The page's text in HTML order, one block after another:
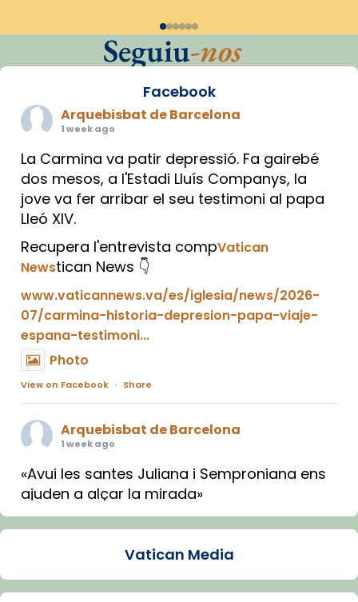
Seguiu-nos
Facebook
Arquebisbat de Barcelona
1 week ago
La Carmina va patir depressió. Fa gairebé
dos mesos, a l'Estadi Lluís Companys, la
jove va fer arribar el seu testimoni al papa
Lleó XIV.
Recupera l'entrevista compVatican
Newstican News 👇
www.vaticannews.va/es/iglesia/news/2026-
07/carmina-historia-depresion-papa-viaje-
espana-testimoni...
Photo
View on Facebook · Share
Arquebisbat de Barcelona
1 week ago
«Avui les santes Juliana i Semproniana ens
ajuden a alçar la mirada»
Mons. Sergi Gordo, bisbe de Tortosa, ha
Santes de Mataró.
🔗tinyurl.com/cvu5jmbk
Vatican Media